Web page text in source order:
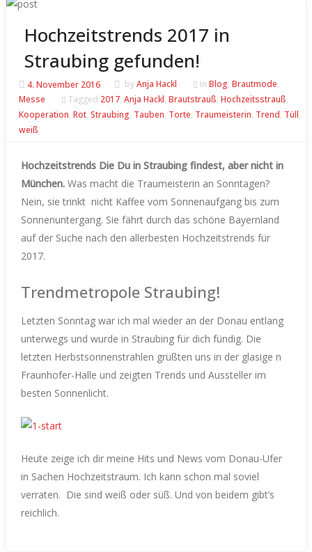
Hochzeitstrends 2017 in
Straubing gefunden!
4. November 2016 byAnja Hackl In Blog, Brautmode,
Messe
Tagged 2017, Anja Hackl, Brautstrauß, Hochzeitsstrauß,
Kooperation, Rot, Straubing, Tauben, Torte, Traumeisterin, Trend, Tüll,
weiß
Hochzeitstrends Die Du in Straubing findest, aber nicht in
München. Was macht die Traumeisterin an Sonntagen?
Nein, sie trinkt nicht Kaffee vom Sonnenaufgang bis zum
Sonnenuntergang. Sie fährt durch das schöne Bayernland
auf der Suche nach den allerbesten Hochzeitstrends für
2017.
Trendmetropole Straubing!
Letzten Sonntag war ich mal wieder an der Donau entlang
unterwegs und wurde in Straubing für dich fündig. Die
letzten Herbstsonnenstrahlen grüßten uns in der glasige n
Fraunhofer-Halle und zeigten Trends und Aussteller im
besten Sonnenlicht.
Heute zeige ich dir meine Hits und News vom Donau-Ufer
in Sachen Hochzeitstraum. Ich kann schon mal soviel
verraten. Die sind weiß oder süß. Und von beidem gibt’s
reichlich.